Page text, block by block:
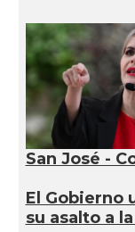
San José -
El Gobierno
su asalto a